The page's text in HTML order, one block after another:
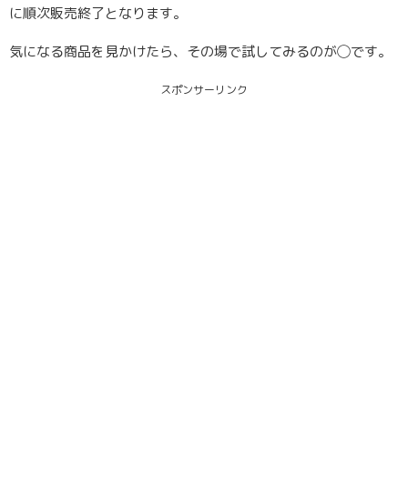
に順次販売終了となります。
気になる商品を見かけたら、その場で試してみるのが◯です。
スポンサーリンク